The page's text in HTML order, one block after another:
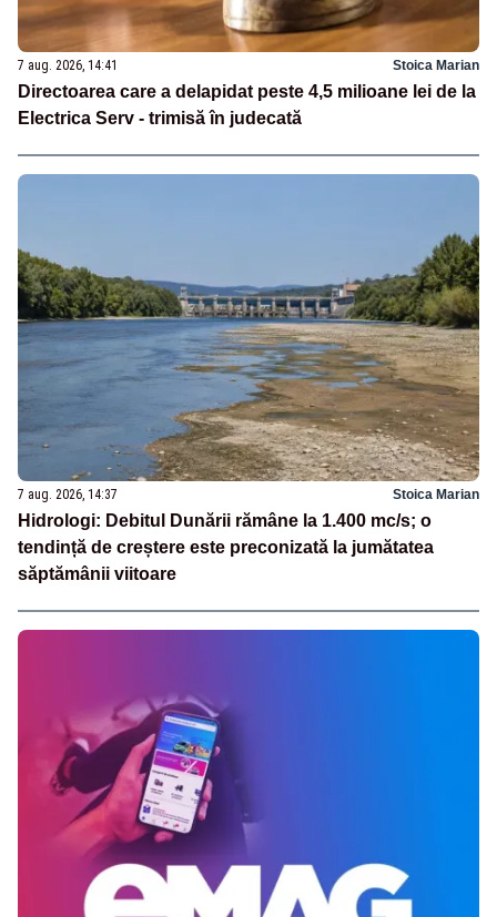
7 aug. 2026, 14:41 Stoica Marian
Directoarea care a delapidat peste 4,5 milioane lei de la
Electrica Serv - trimisă în judecată
7 aug. 2026, 14:37 Stoica Marian
Hidrologi: Debitul Dunării rămâne la 1.400 mc/s; o
tendință de creștere este preconizată la jumătatea
săptămânii viitoare